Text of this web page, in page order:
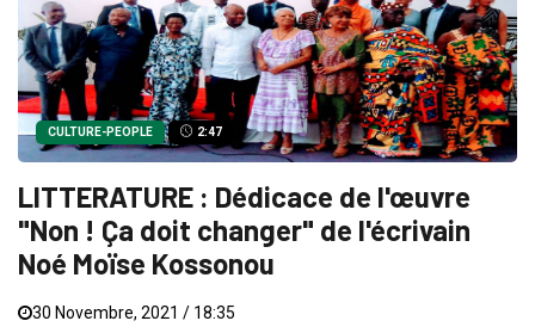
CULTURE-PEOPLE 2:47
LITTERATURE : Dédicace de l'œuvre
"Non ! Ça doit changer" de l'écrivain
Noé Moïse Kossonou
30 Novembre, 2021 / 18:35